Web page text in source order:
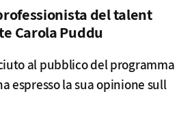
del talent
Carola Puddu
al pubblico del programma
espresso la sua opinione sull